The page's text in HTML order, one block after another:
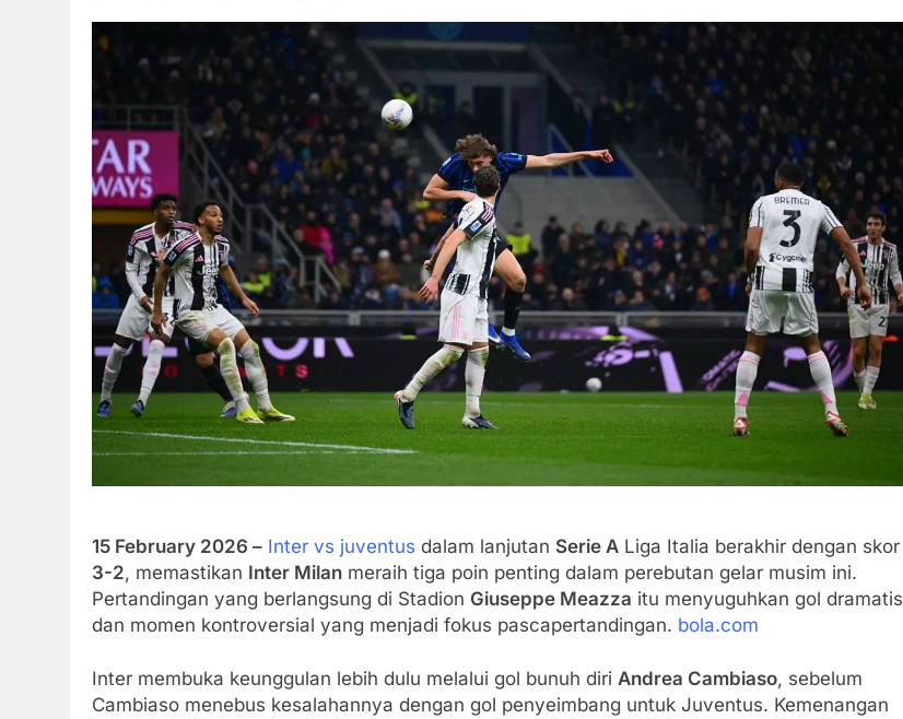
15 February 2026 – Inter vs juventus dalam lanjutan Serie A Liga Italia berakhir dengan skor
3-2, memastikan Inter Milan meraih tiga poin penting dalam perebutan gelar musim ini.
Pertandingan yang berlangsung di Stadion Giuseppe Meazza itu menyuguhkan gol dramatis
dan momen kontroversial yang menjadi fokus pascapertandingan. bola.com
Inter membuka keunggulan lebih dulu melalui gol bunuh diri Andrea Cambiaso, sebelum
Cambiaso menebus kesalahannya dengan gol penyeimbang untuk Juventus. Kemenangan